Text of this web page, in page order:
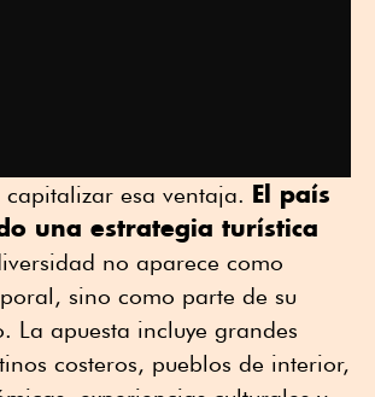
capitalizar esa ventaja. El país
una estrategia turística
no aparece como
sino como parte de su
La apuesta incluye grandes
costeros, pueblos de interior,